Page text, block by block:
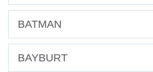
BATMAN
BAYBURT